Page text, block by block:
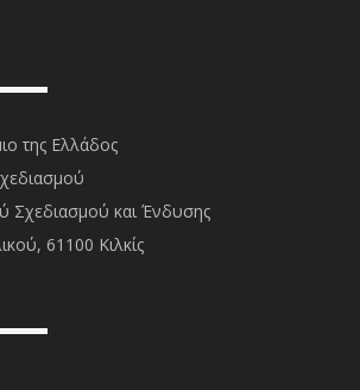
της Ελλάδος
Σχεδιασμού και Ένδυσης
61100 Κιλκίς